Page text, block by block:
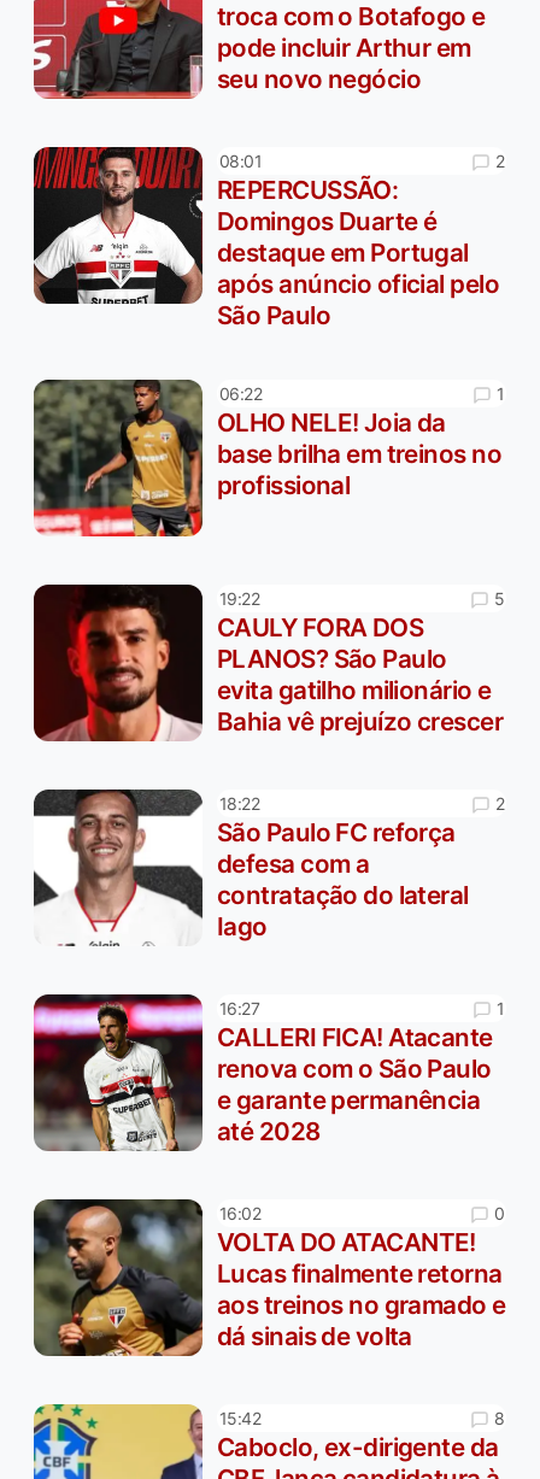
troca com o Botafogo e
pode incluir Arthur em
seu novo negócio
08:01 2
REPERCUSSÃO:
Domingos Duarte é
destaque em Portugal
após anúncio oficial pelo
São Paulo
06:22 1
OLHO NELE! Joia da
base brilha em treinos no
profissional
19:22 5
CAULY FORA DOS
PLANOS? São Paulo
evita gatilho milionário e
Bahia vê prejuízo crescer
18:22 2
São Paulo FC reforça
defesa com a
contratação do lateral
Iago
16:27 1
CALLERI FICA! Atacante
renova com o São Paulo
e garante permanência
até 2028
16:02 0
VOLTA DO ATACANTE!
Lucas finalmente retorna
aos treinos no gramado e
dá sinais de volta
15:42 8
Caboclo, ex-dirigente da